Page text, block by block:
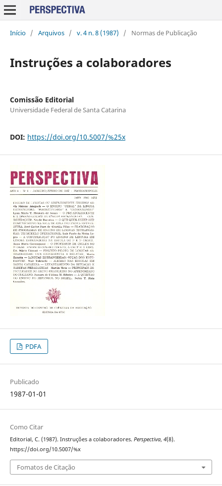
Início / Arquivos / v. 4 n. 8 (1987) / Normas de Publicação
Instruções a colaboradores
Comissão Editorial
Universidade Federal de Santa Catarina
DOI: https://doi.org/10.5007/%25x
PDFA
Publicado
1987-01-01
Como Citar
Editorial, C. (1987). Instruções a colaboradores. Perspectiva, 4(8).
https://doi.org/10.5007/%x
Fomatos de Citação